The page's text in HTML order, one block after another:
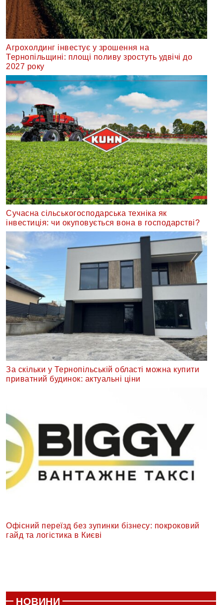
Агрохолдинг інвестує у зрошення на
Тернопільщині: площі поливу зростуть удвічі до
2027 року
Сучасна сільськогосподарська техніка як
інвестиція: чи окуповується вона в господарстві?
За скільки у Тернопільській області можна купити
приватний будинок: актуальні ціни
Офісний переїзд без зупинки бізнесу: покроковий
гайд та логістика в Києві
НОВИНИ